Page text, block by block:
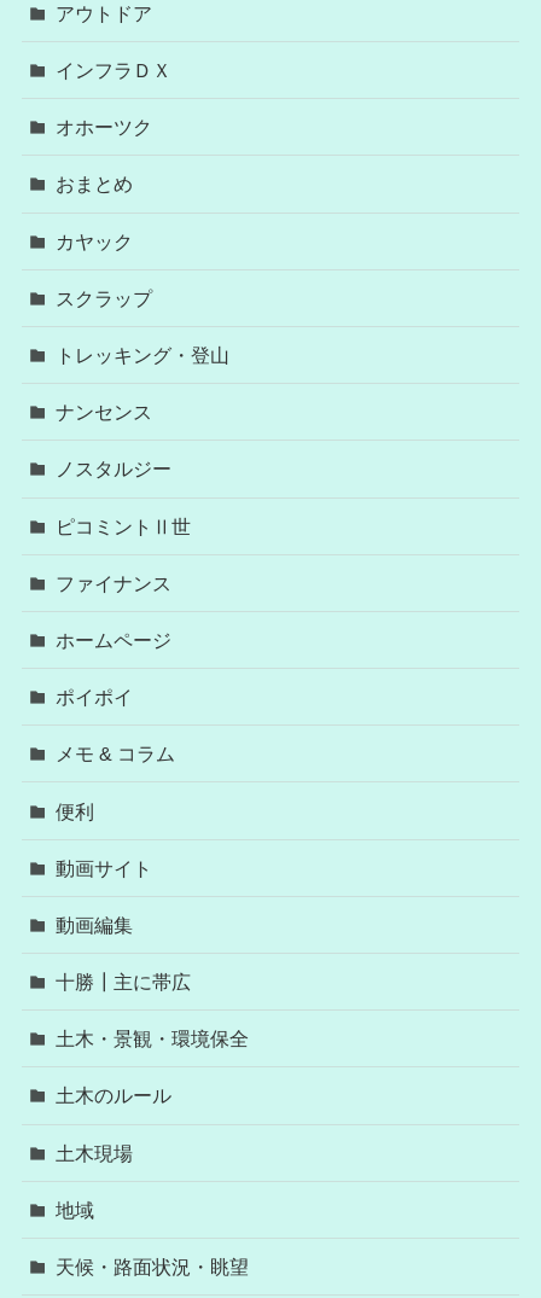
アウトドア
インフラＤＸ
オホーツク
おまとめ
カヤック
スクラップ
トレッキング・登山
ナンセンス
ノスタルジー
ピコミントⅡ世
ファイナンス
ホームページ
ポイポイ
メモ & コラム
便利
動画サイト
動画編集
十勝┃主に帯広
土木・景観・環境保全
土木のルール
土木現場
地域
天候・路面状況・眺望